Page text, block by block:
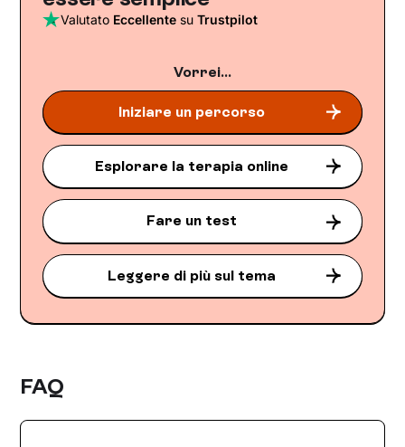
Valutato Eccellente suTrustpilot
Vorrei...
Iniziare un percorso
Esplorare la terapia online
Fare un test
Leggere di più sul tema
FAQ